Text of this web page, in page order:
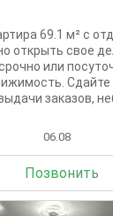
69.1 м² с
открыть свое
или
заказов,
06.08
Позвонить